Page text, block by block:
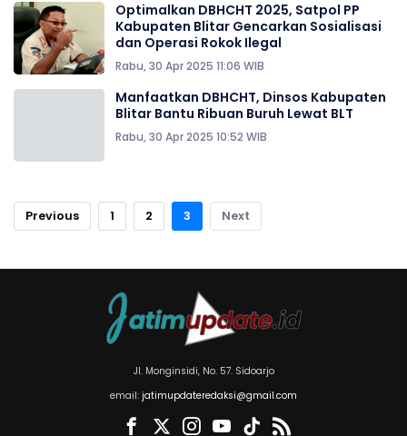
Optimalkan DBHCHT 2025, Satpol PP
Kabupaten Blitar Gencarkan Sosialisasi
dan Operasi Rokok Ilegal
Rabu, 30 Apr 2025 11:06 WIB
Manfaatkan DBHCHT, Dinsos Kabupaten
Blitar Bantu Ribuan Buruh Lewat BLT
Rabu, 30 Apr 2025 10:52 WIB
Previous 1 2 3 Next
Jl. Monginsidi, No. 57. Sidoarjo
email: jatimupdateredaksi@gmail.com